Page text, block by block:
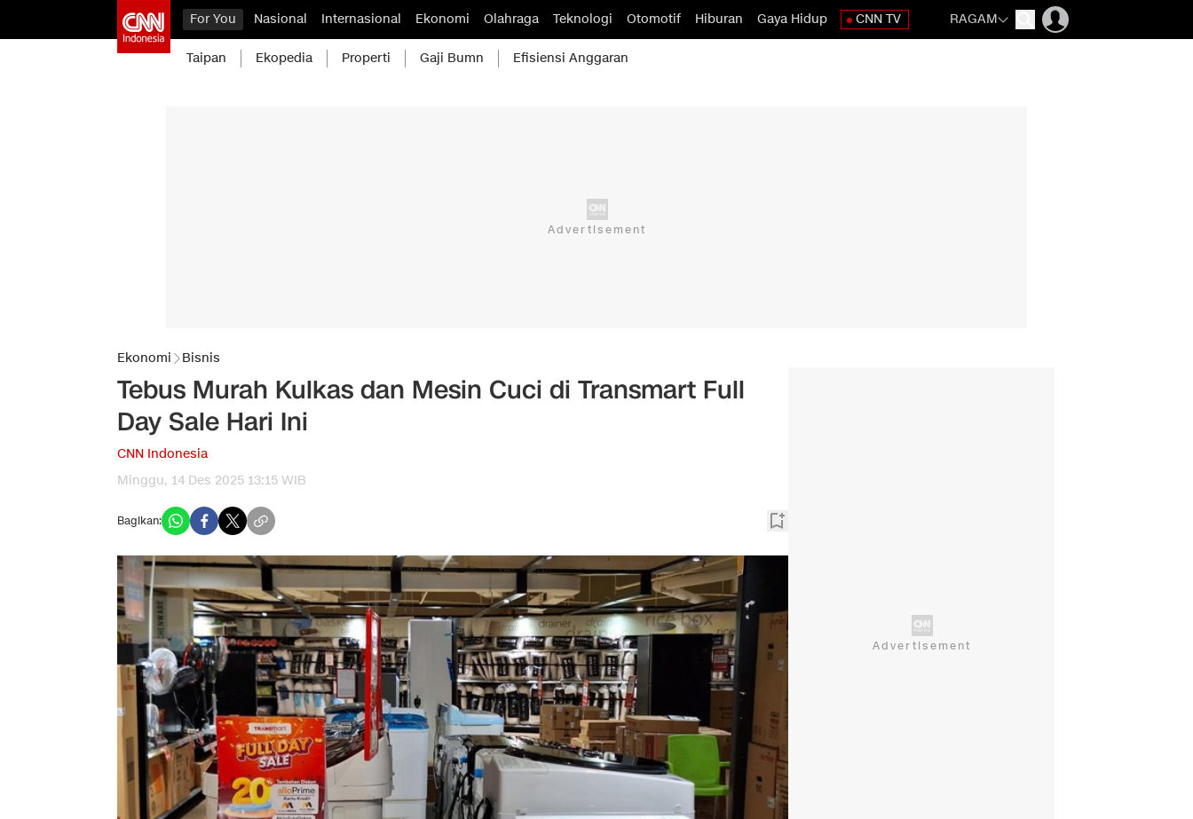
For You Nasional Internasional Ekonomi Olahraga Teknologi Otomotif Hiburan Gaya Hidup CNN TV RAGAM
Taipan Ekopedia Properti Gaji Bumn Efisiensi Anggaran
Ekonomi Bisnis
Tebus Murah Kulkas dan Mesin Cuci di Transmart Full
Day Sale Hari Ini
CNN Indonesia
Minggu, 14 Des 2025 13:15 WIB
Bagikan: